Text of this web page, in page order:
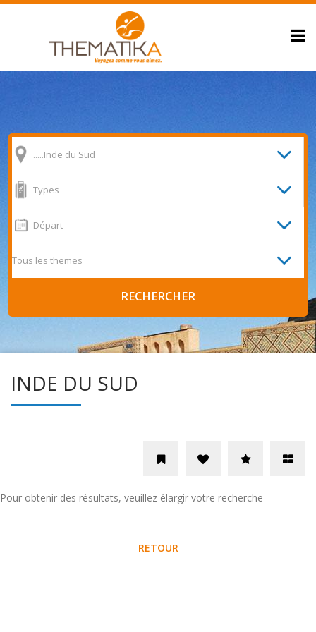
INDE DU SUD
Pour obtenir des résultats, veuillez élargir votre recherche
RETOUR